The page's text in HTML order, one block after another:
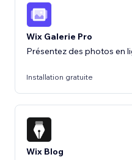
Wix Galerie Pro
Présentez des photos en
Installation gratuite
Wix Blog